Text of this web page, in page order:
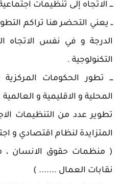
ـــ الاتجاه إلى تنظيمات
ــ يعني التحضر هنا تراكم
الدرجة و في نفس الاتجاه
التكنولوجية .
ـــ تطور الحكومات
المحلية و الاقليمية و العالمية
تطوير عدد من التنظيمات
المتزايدة لنظام اقتصادي و
( منظمات حقوق الانسان ،
نقابات العمال ....... )